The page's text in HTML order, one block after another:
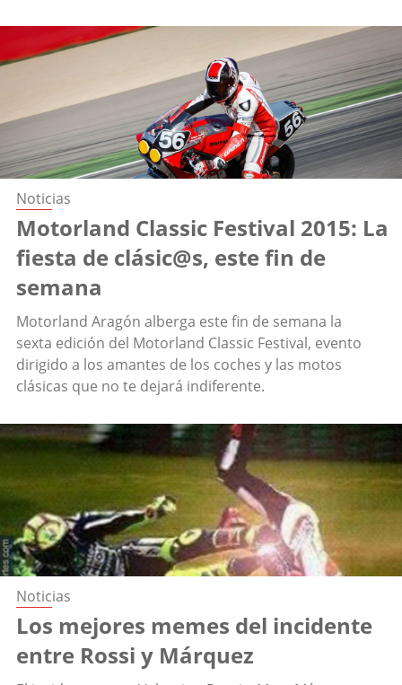
Noticias
Motorland Classic Festival 2015: La
fiesta de clásic@s, este fin de
semana
Motorland Aragón alberga este fin de semana la
sexta edición del Motorland Classic Festival, evento
dirigido a los amantes de los coches y las motos
clásicas que no te dejará indiferente.
Noticias
Los mejores memes del incidente
entre Rossi y Márquez